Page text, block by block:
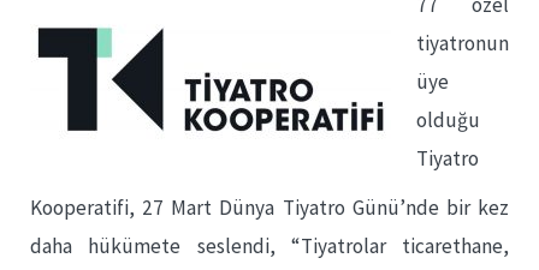
tiyatronun
üye
olduğu
Tiyatro
Kooperatifi, 27 Mart Dünya Tiyatro Günü’nde bir kez
daha hükümete seslendi, “Tiyatrolar ticarethane,